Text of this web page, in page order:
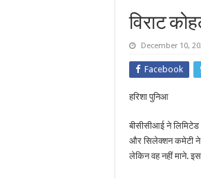
विराट
December 10,
Facebook
हरिशा पुनिआ
बीसीसीआई ने लिमिटेड
और सिलेक्शन कमेटी ने
लेकिन वह नहीं माने.